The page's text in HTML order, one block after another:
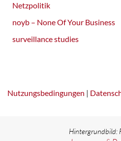
Netzpolitik
noyb – None Of Your Business
surveillance studies
Nutzungsbedingungen |
Hintergrundbild: